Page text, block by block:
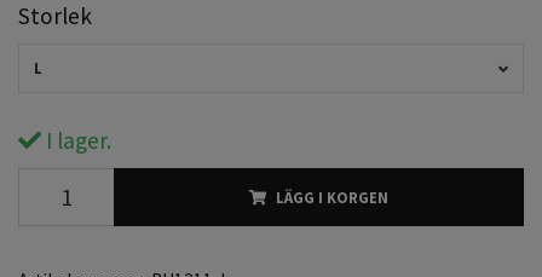
Storlek
L
I lager.
LÄGG I KORGEN